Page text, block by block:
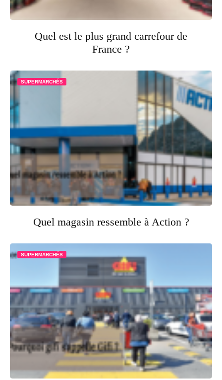
Quel est le plus grand carrefour de
France ?
SUPERMARCHÉS
Quel magasin ressemble à Action ?
SUPERMARCHÉS